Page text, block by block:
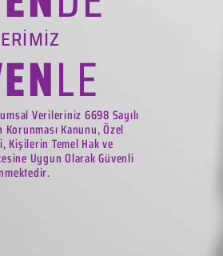
LE
Verileriniz 6698 Sayılı
Kanunu, Özel
Kişilerin Temel Hak ve
Uygun Olarak Güvenli